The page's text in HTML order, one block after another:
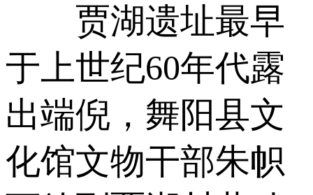
贾湖遗址最早
于上世纪60年代露
出端倪，舞阳县文
化馆文物干部朱帜